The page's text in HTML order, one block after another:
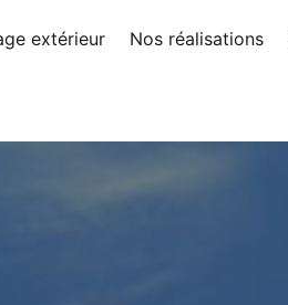
extérieur Nos réalisations